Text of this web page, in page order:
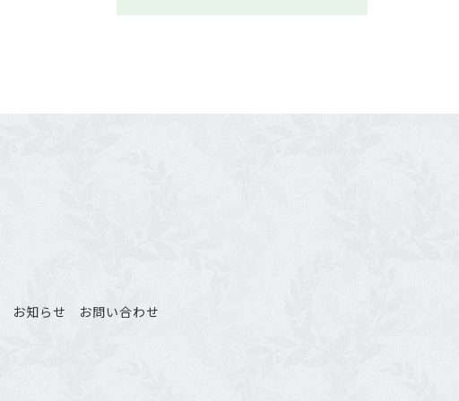
お知らせ お問い合わせ